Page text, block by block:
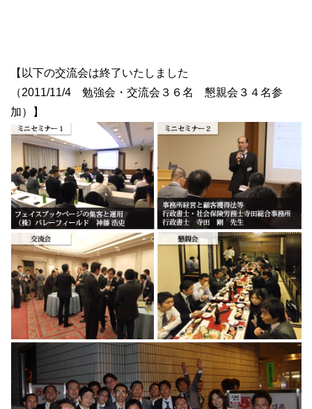
【以下の交流会は終了いたしました
（2011/11/4 勉強会・交流会３６名 懇親会３４名参
加）】